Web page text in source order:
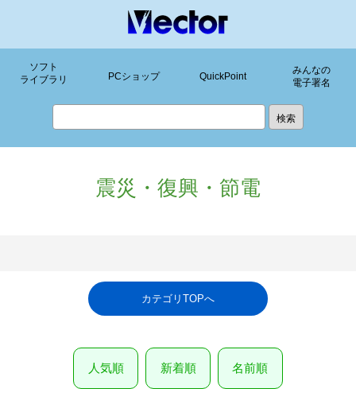
ソフト
ライブラリ
PCショップ QuickPoint
みんなの
電子署名
震災・復興・節電
カテゴリTOPへ
人気順 新着順 名前順